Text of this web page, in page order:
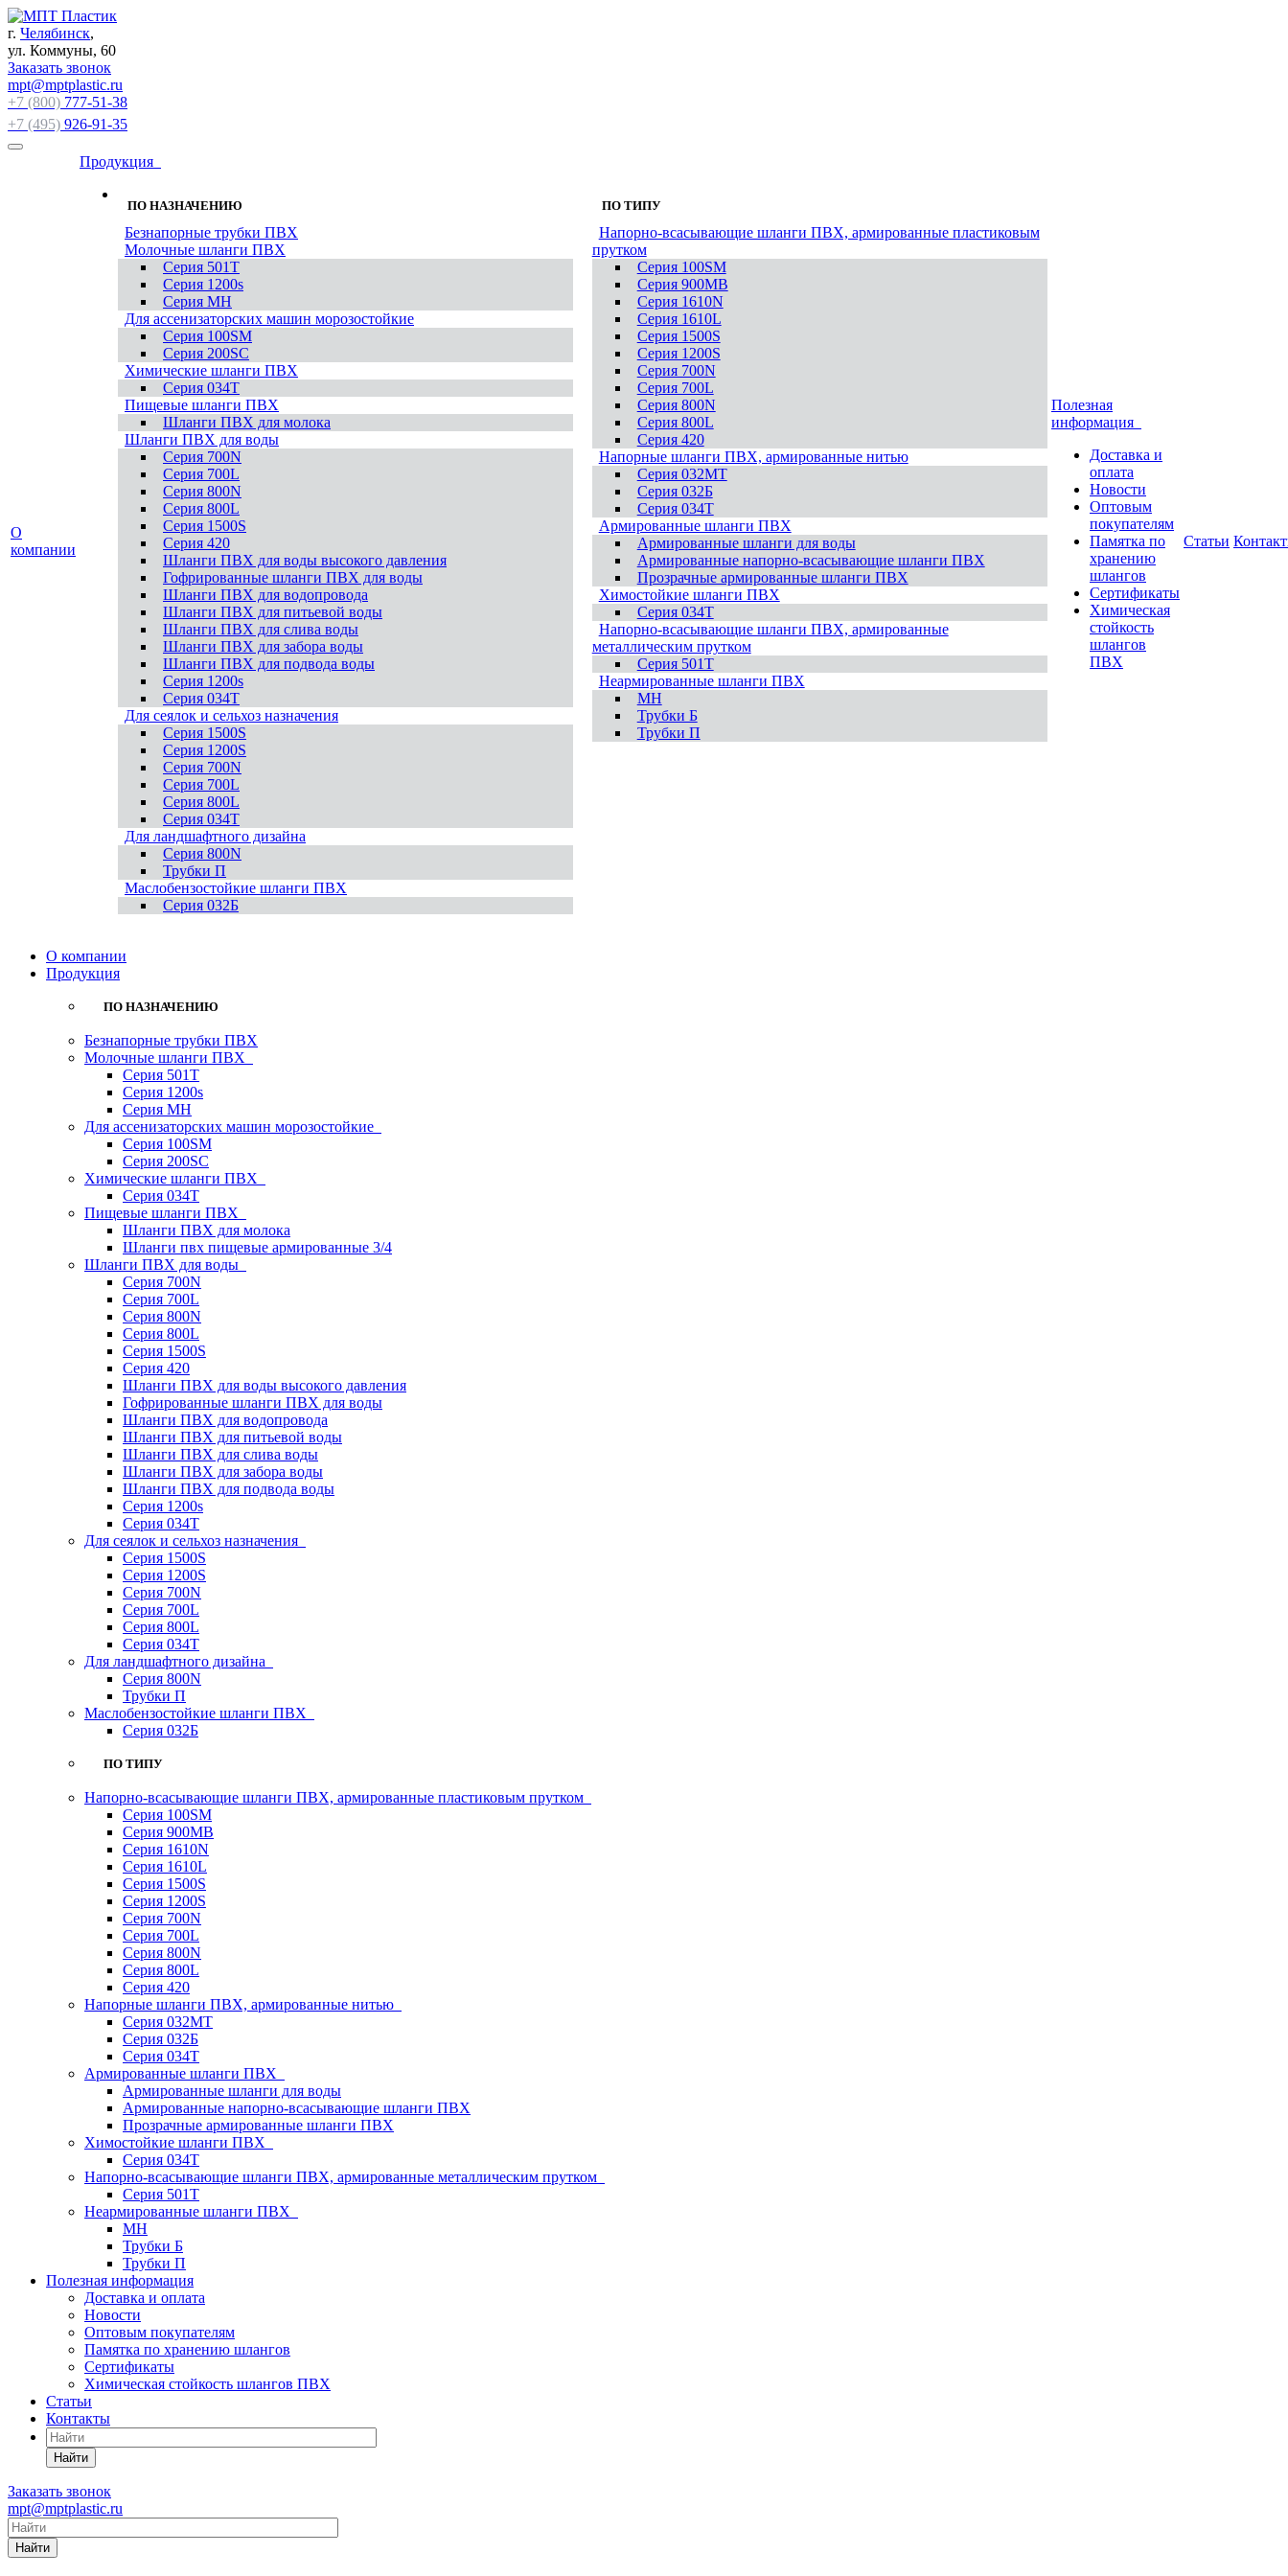
г. Челябинск,
ул. Коммуны, 60
Заказать звонок
mpt@mptplastic.ru
+7 (800) 777-51-38
+7 (495) 926-91-35
О
компании
Продукция
ПО НАЗНАЧЕНИЮ
Безнапорные трубки ПВХ
Молочные шланги ПВХ
Серия 501T
Серия 1200s
Серия МН
Для ассенизаторских машин морозостойкие
Серия 100SM
Серия 200SС
Химические шланги ПВХ
Серия 034Т
Пищевые шланги ПВХ
Шланги ПВХ для молока
Шланги ПВХ для воды
Серия 700N
Серия 700L
Серия 800N
Серия 800L
Серия 1500S
Серия 420
Шланги ПВХ для воды высокого давления
Гофрированные шланги ПВХ для воды
Шланги ПВХ для водопровода
Шланги ПВХ для питьевой воды
Шланги ПВХ для слива воды
Шланги ПВХ для забора воды
Шланги ПВХ для подвода воды
Серия 1200s
Серия 034Т
Для сеялок и сельхоз назначения
Серия 1500S
Серия 1200S
Серия 700N
Серия 700L
Серия 800L
Серия 034T
Для ландшафтного дизайна
Серия 800N
Трубки П
Маслобензостойкие шланги ПВХ
Серия 032Б
ПО ТИПУ
Напорно-всасывающие шланги ПВХ, армированные пластиковым
прутком
Серия 100SM
Серия 900MB
Серия 1610N
Серия 1610L
Серия 1500S
Серия 1200S
Серия 700N
Серия 700L
Серия 800N
Серия 800L
Серия 420
Напорные шланги ПВХ, армированные нитью
Серия 032МТ
Серия 032Б
Серия 034Т
Армированные шланги ПВХ
Армированные шланги для воды
Армированные напорно-всасывающие шланги ПВХ
Прозрачные армированные шланги ПВХ
Химостойкие шланги ПВХ
Серия 034Т
Напорно-всасывающие шланги ПВХ, армированные
металлическим прутком
Серия 501T
Неармированные шланги ПВХ
МН
Трубки Б
Трубки П
Полезная
информация
Доставка и
оплата
Новости
Оптовым
покупателям
Памятка по
хранению
шлангов
Сертификаты
Химическая
стойкость
шлангов
ПВХ
Статьи
О компании
Продукция
ПО НАЗНАЧЕНИЮ
Безнапорные трубки ПВХ
Молочные шланги ПВХ
Серия 501T
Серия 1200s
Серия МН
Для ассенизаторских машин морозостойкие
Серия 100SM
Серия 200SС
Химические шланги ПВХ
Серия 034Т
Пищевые шланги ПВХ
Шланги ПВХ для молока
Шланги пвх пищевые армированные 3/4
Шланги ПВХ для воды
Серия 700N
Серия 700L
Серия 800N
Серия 800L
Серия 1500S
Серия 420
Шланги ПВХ для воды высокого давления
Гофрированные шланги ПВХ для воды
Шланги ПВХ для водопровода
Шланги ПВХ для питьевой воды
Шланги ПВХ для слива воды
Шланги ПВХ для забора воды
Шланги ПВХ для подвода воды
Серия 1200s
Серия 034Т
Для сеялок и сельхоз назначения
Серия 1500S
Серия 1200S
Серия 700N
Серия 700L
Серия 800L
Серия 034T
Для ландшафтного дизайна
Серия 800N
Трубки П
Маслобензостойкие шланги ПВХ
Серия 032Б
ПО ТИПУ
Напорно-всасывающие шланги ПВХ, армированные пластиковым прутком
Серия 100SM
Серия 900MB
Серия 1610N
Серия 1610L
Серия 1500S
Серия 1200S
Серия 700N
Серия 700L
Серия 800N
Серия 800L
Серия 420
Напорные шланги ПВХ, армированные нитью
Серия 032МТ
Серия 032Б
Серия 034Т
Армированные шланги ПВХ
Армированные шланги для воды
Армированные напорно-всасывающие шланги ПВХ
Прозрачные армированные шланги ПВХ
Химостойкие шланги ПВХ
Серия 034Т
Напорно-всасывающие шланги ПВХ, армированные металлическим прутком
Серия 501T
Неармированные шланги ПВХ
МН
Трубки Б
Трубки П
Полезная информация
Доставка и оплата
Новости
Оптовым покупателям
Памятка по хранению шлангов
Сертификаты
Химическая стойкость шлангов ПВХ
Статьи
Контакты
Найти
Заказать звонок
mpt@mptplastic.ru
Найти